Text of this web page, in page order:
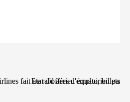
fait état d'offres d'emploi, billets et
Le raid aérien équatorien par